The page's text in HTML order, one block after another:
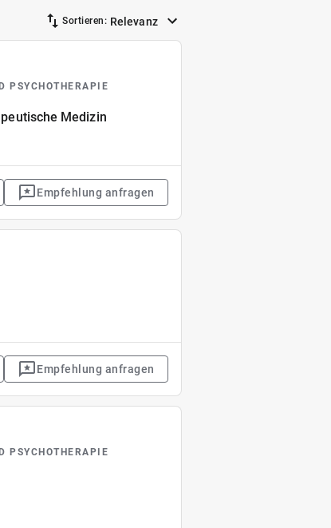
Sortieren: Relevanz
PSYCHOTHERAPIE
Medizin
Empfehlung anfragen
Empfehlung anfragen
PSYCHOTHERAPIE